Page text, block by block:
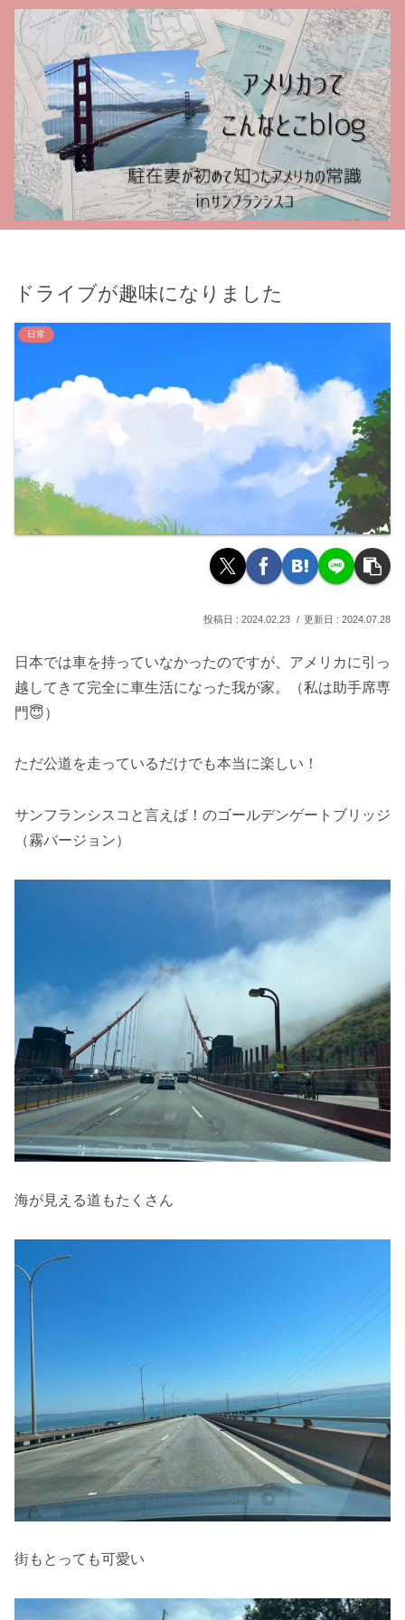
ドライブが趣味になりました
日常
2024.02.23 2024.07.28
日本では車を持っていなかったのですが、アメリカに引っ
越してきて完全に車生活になった我が家。（私は助手席専
門😇）
ただ公道を走っているだけでも本当に楽しい！
サンフランシスコと言えば！のゴールデンゲートブリッジ
（霧バージョン）
海が見える道もたくさん
街もとっても可愛い